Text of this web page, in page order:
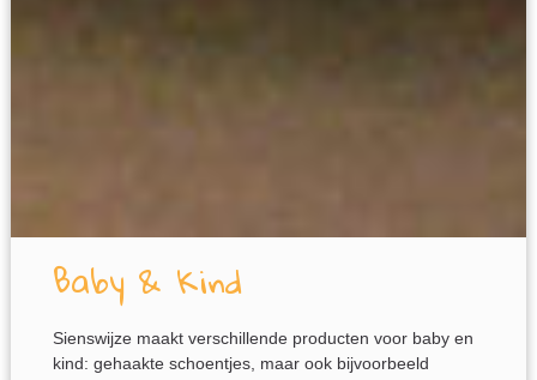
Baby & Kind
Sienswijze maakt verschillende producten voor baby en
kind: gehaakte schoentjes, maar ook bijvoorbeeld